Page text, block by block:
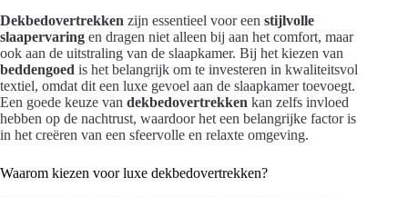
Dekbedovertrekken zijn essentieel voor een stijlvolle
slaapervaring en dragen niet alleen bij aan het comfort, maar
ook aan de uitstraling van de slaapkamer. Bij het kiezen van
beddengoed is het belangrijk om te investeren in kwaliteitsvol
textiel, omdat dit een luxe gevoel aan de slaapkamer toevoegt.
Een goede keuze van dekbedovertrekken kan zelfs invloed
hebben op de nachtrust, waardoor het een belangrijke factor is
in het creëren van een sfeervolle en relaxte omgeving.
Waarom kiezen voor luxe dekbedovertrekken?